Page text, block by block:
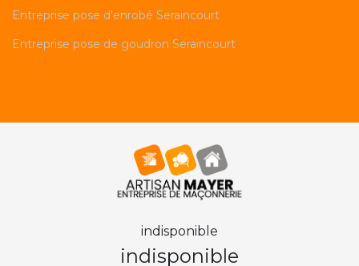
Entreprise pose d'enrobé Seraincourt
Entreprise pose de goudron Seraincourt
indisponible
indisponible